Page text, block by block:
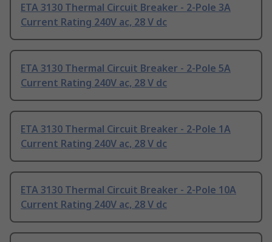
ETA 3130 Thermal Circuit Breaker - 2-Pole 3A
Current Rating 240V ac, 28 V dc
ETA 3130 Thermal Circuit Breaker - 2-Pole 5A
Current Rating 240V ac, 28 V dc
ETA 3130 Thermal Circuit Breaker - 2-Pole 1A
Current Rating 240V ac, 28 V dc
ETA 3130 Thermal Circuit Breaker - 2-Pole 10A
Current Rating 240V ac, 28 V dc